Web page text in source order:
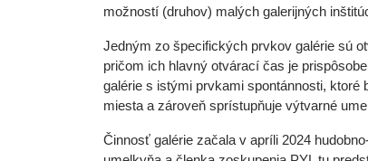
možností (druhov) malých galerijných
Jedným zo špecifických prvkov galérie sú
pričom ich hlavný otvárací čas je
galérie s istými prvkami spontánnosti, ktoré
miesta a zároveň sprístupňuje výtvarné
Činnosť galérie začala v apríli 2024